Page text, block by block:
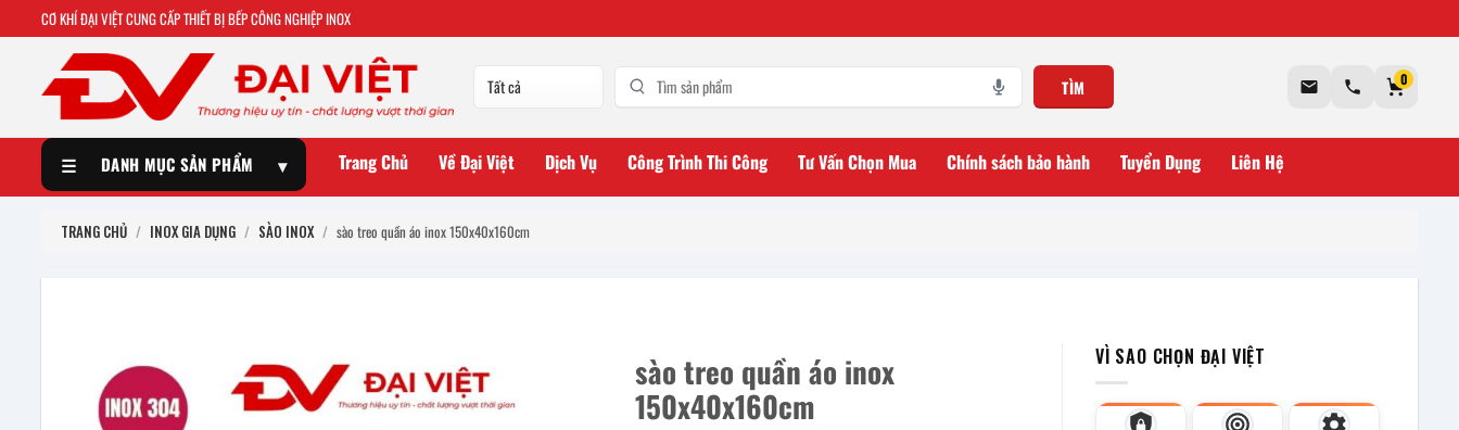
CƠ KHÍ ĐẠI VIỆT CUNG CẤP THIẾT BỊ BẾP CÔNG NGHIỆP INOX
TÌM 0
☰ DANH MỤC SẢN PHẨM ▾ Trang Chủ Về Đại Việt Dịch Vụ Công Trình Thi Công Tư Vấn Chọn Mua Chính sách bảo hành Tuyển Dụng Liên Hệ
TRANG CHỦ / INOX GIA DỤNG / SÀO INOX / sào treo quần áo inox 150x40x160cm
sào treo quần áo inox
150x40x160cm
VÌ SAO CHỌN ĐẠI VIỆT